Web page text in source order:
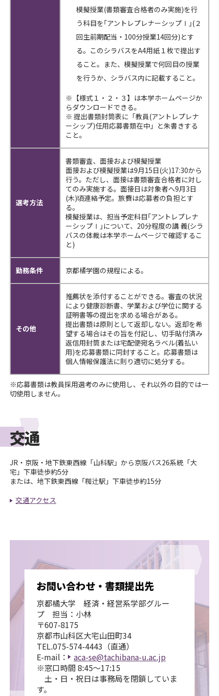
模擬授業(書類審査合格者のみ実施)を行
う科目を｢アントレプレナーシップⅠ｣(２
回生前期配当・100分授業14回分)とす
る。このシラバスをA4用紙１枚で提出す
ること。また、模擬授業で何回目の授業
を行うか、シラバス内に記載すること。
※【様式１・２・３】は本学ホームページか
らダウンロードできる。
※ 提出書類封筒表に「教員(アントレプレナ
ーシップ)任用応募書類在中」と朱書きする
こと。
選考方法
書類審査、面接および模擬授業
面接および模擬授業は9月15日(火)17:30から
行う。ただし、面接は書類審査合格者に対し
てのみ実施する。面接日は対象者へ9月3日
(木)頃連絡予定。旅費は応募者の負担とす
る。
模擬授業は、担当予定科目｢アントレプレナ
ーシップⅠ｣について、20分程度の講 義(シラ
バスの体裁は本学ホームページで確認するこ
と)
勤務条件 京都橘学園の規程による。
その他
推薦状を添付することができる。審査の状況
により健康診断書、学業および学位に関する
証明書等の提出を求める場合がある。
提出書類は原則として返却しない。返却を希
望する場合はその旨を付記し、切手貼付済み
返信用封筒または宅配便宛名ラベル(着払い
用)を応募書類に同封すること。応募書類は
個人情報保護法に則り適切に処分する。
※応募書類は教員採用選考のみに使用し、それ以外の目的では一
切使用しません。
交通
JR・京阪・地下鉄東西線「山科駅」から京阪バス26系統「大
宅」下車徒歩約5分
または、地下鉄東西線「椥辻駅」下車徒歩約15分
交通アクセス
お問い合わせ・書類提出先
京都橘大学 経済・経営系学部グルー
プ 担当：小林
〒607-8175
京都市山科区大宅山田町34
TEL.075-574-4443（直通）
E-mail：
aca-se@tachibana-u.ac.jp
※窓口時間 8:45～17:15
土・日・祝日は事務局を閉鎖していま
す。